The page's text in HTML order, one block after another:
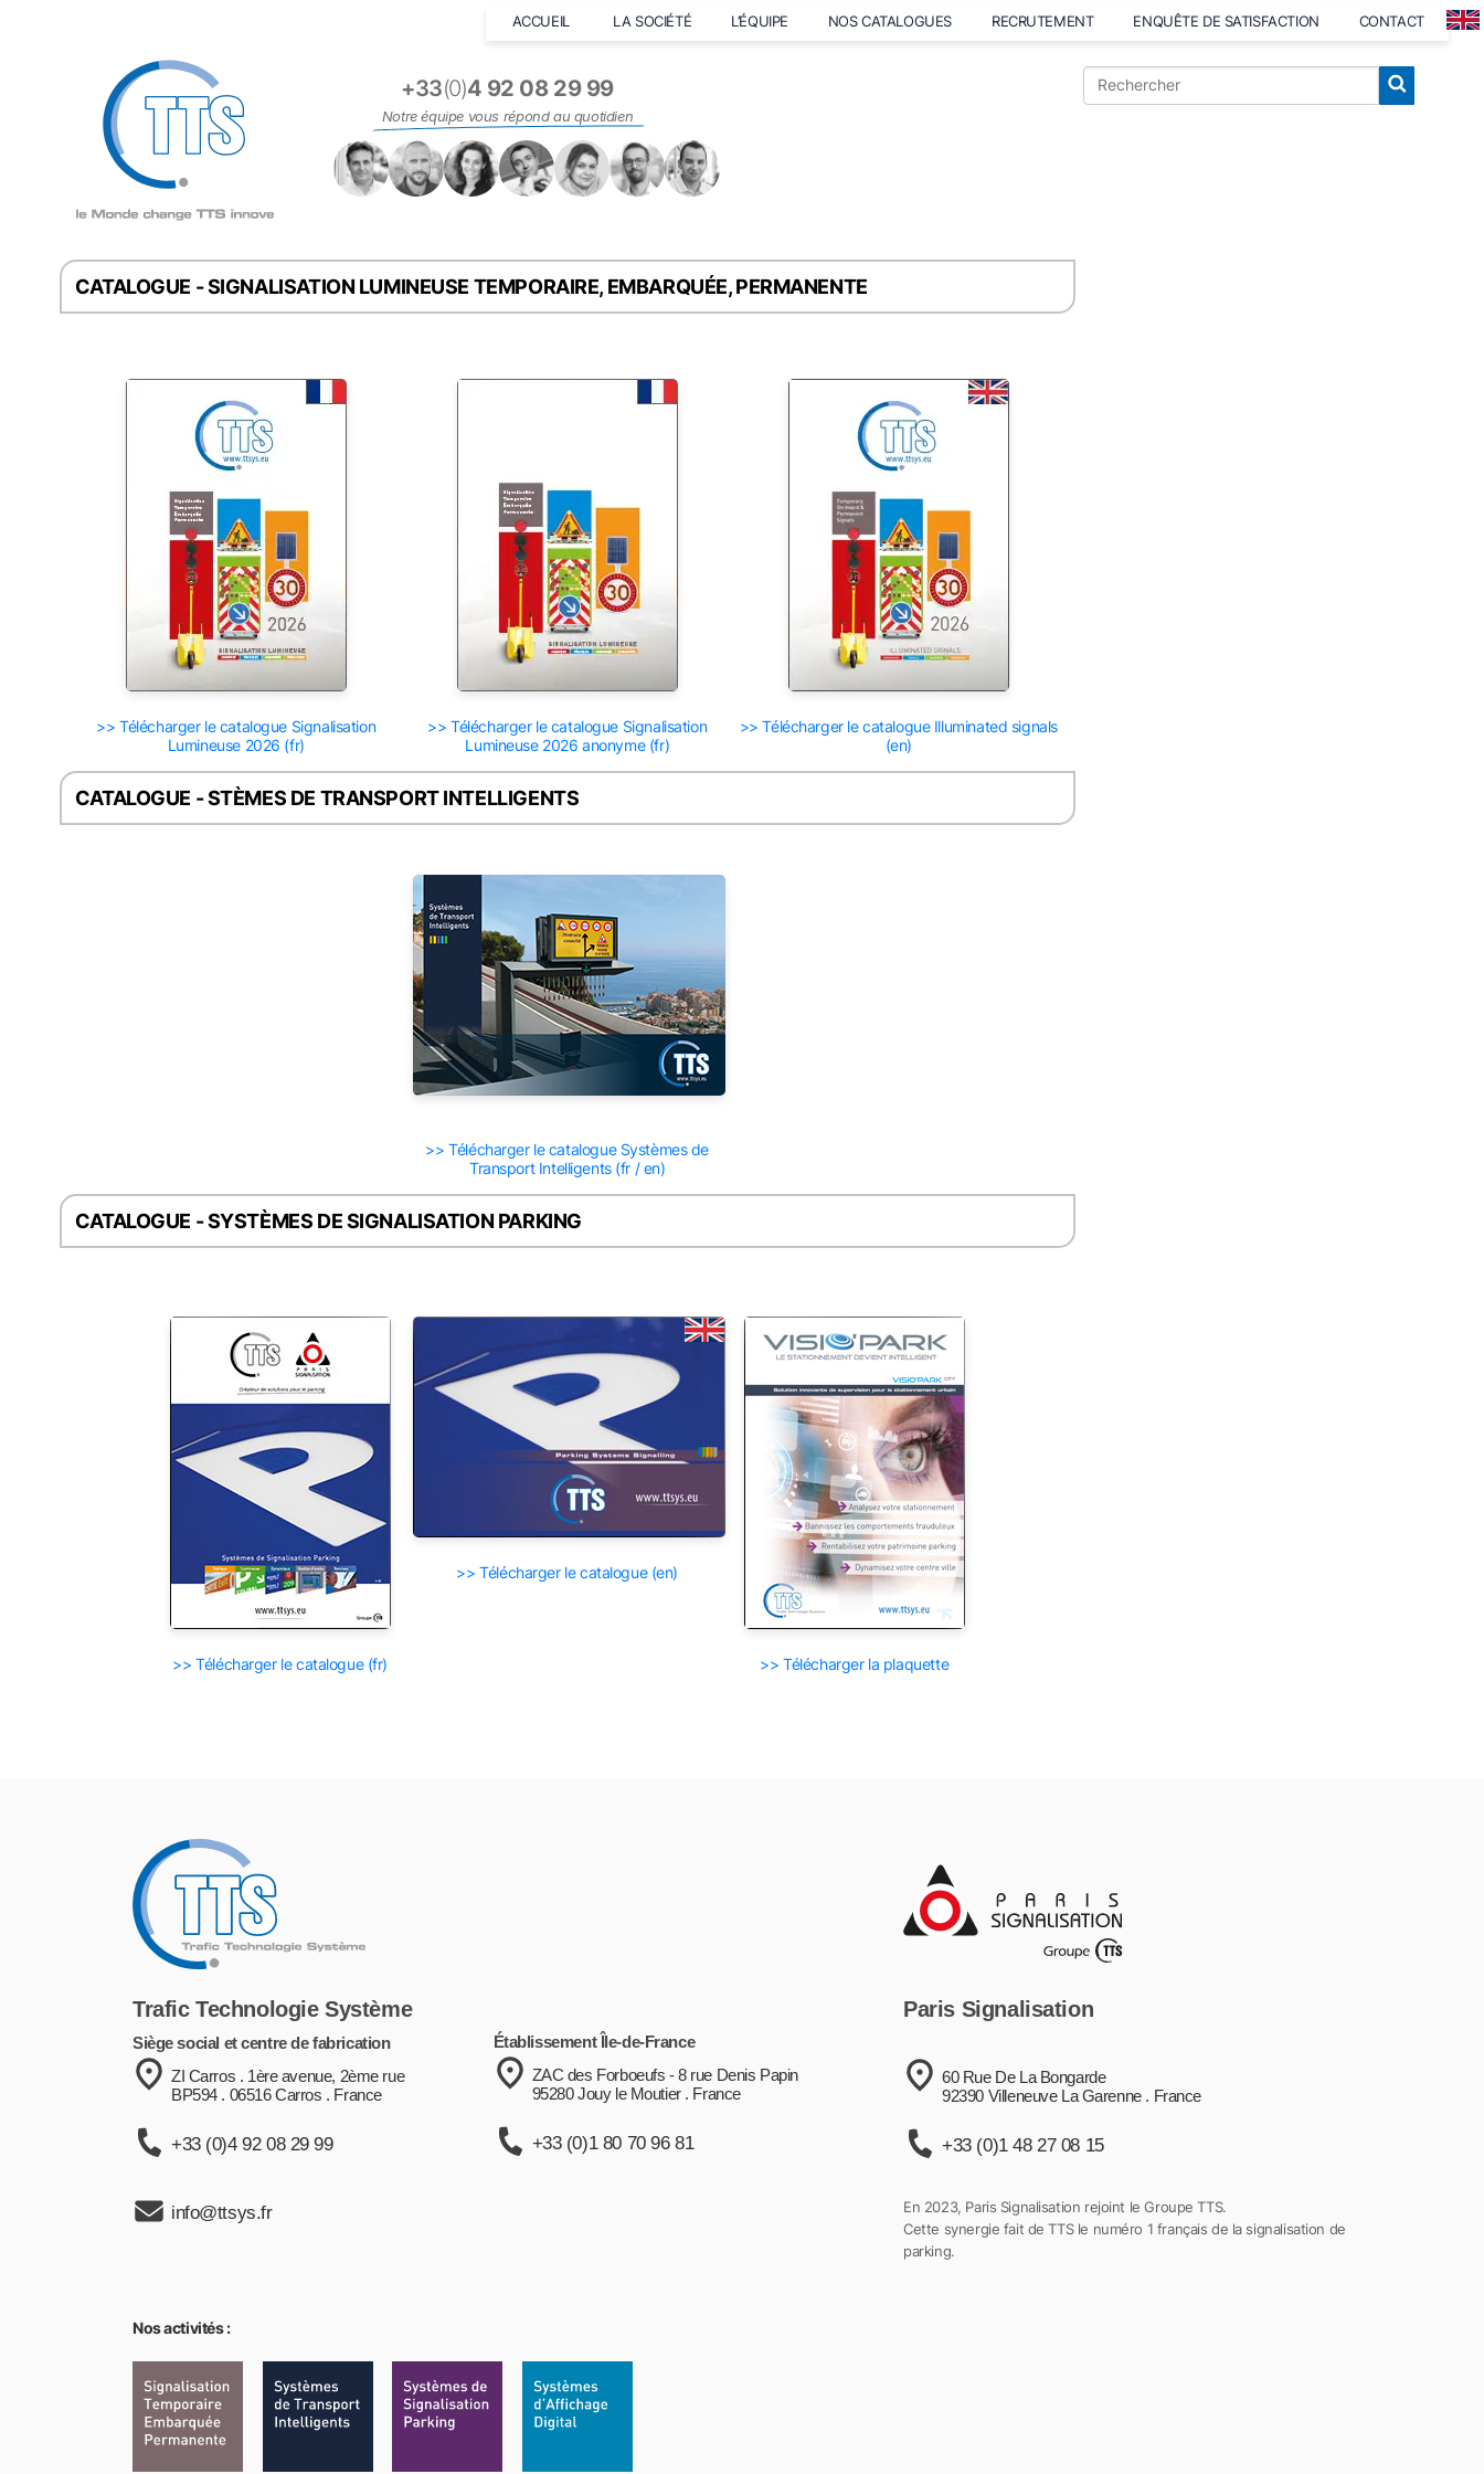
+33(0)4 92 08 29 99
Notre équipe vous répond au quotidien
ACCUEIL LA SOCIÉTÉ L’ÉQUIPE NOS CATALOGUES RECRUTEMENT ENQUÊTE DE SATISFACTION CONTACT
CATALOGUE - SIGNALISATION LUMINEUSE TEMPORAIRE, EMBARQUÉE, PERMANENTE
>> Télécharger le catalogue Signalisation
Lumineuse 2026 (fr)
>> Télécharger le catalogue Signalisation
Lumineuse 2026 anonyme (fr)
>> Télécharger le catalogue Illuminated signals
(en)
CATALOGUE - STÈMES DE TRANSPORT INTELLIGENTS
>> Télécharger le catalogue Systèmes de
Transport Intelligents (fr / en)
CATALOGUE - SYSTÈMES DE SIGNALISATION PARKING
>> Télécharger le catalogue (fr)
>> Télécharger le catalogue (en)
>> Télécharger la plaquette
Trafic Technologie Système
Siège social et centre de fabrication
ZI Carros . 1ère avenue, 2ème rue
BP594 . 06516 Carros . France
+33 (0)4 92 08 29 99
info@ttsys.fr
Établissement Île-de-France
ZAC des Forboeufs - 8 rue Denis Papin
95280 Jouy le Moutier . France
+33 (0)1 80 70 96 81
Paris Signalisation
60 Rue De La Bongarde
92390 Villeneuve La Garenne . France
+33 (0)1 48 27 08 15
En 2023, Paris Signalisation rejoint le Groupe TTS.
Cette synergie fait de TTS le numéro 1 français de la signalisation de
parking.
Nos activités :